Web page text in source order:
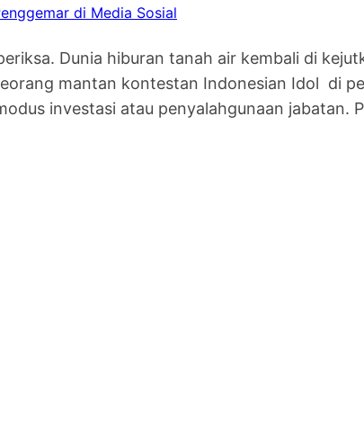
di Media Sosial
Dunia hiburan tanah air kembali di
mantan kontestan Indonesian Idol di
investasi atau penyalahgunaan jabatan.